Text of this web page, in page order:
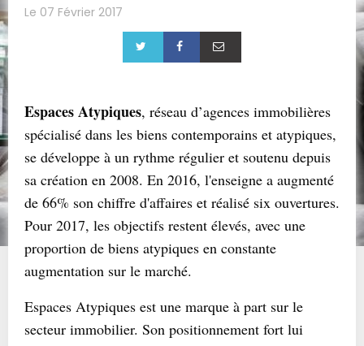
Le 07 Février 2017
Espaces Atypiques, réseau d’agences immobilières
spécialisé dans les biens contemporains et atypiques,
se développe à un rythme régulier et soutenu depuis
sa création en 2008. En 2016, l'enseigne a augmenté
de 66% son chiffre d'affaires et réalisé six ouvertures.
Pour 2017, les objectifs restent élevés, avec une
proportion de biens atypiques en constante
augmentation sur le marché.
Espaces Atypiques est une marque à part sur le
secteur immobilier. Son positionnement fort lui